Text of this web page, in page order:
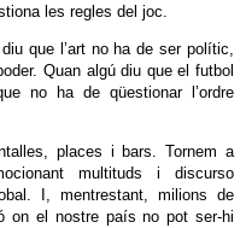
les regles del joc.
que l’art no ha de ser polític,
Quan algú diu que el futbol
no ha de qüestionar l’ordre
places i bars. Tornem a
multituds i discurso
I, mentrestant, milions de
on el nostre país no pot ser-hi